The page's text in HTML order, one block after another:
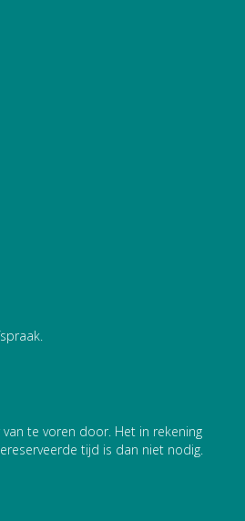
te voren door. Het in rekening
tijd is dan niet nodig.